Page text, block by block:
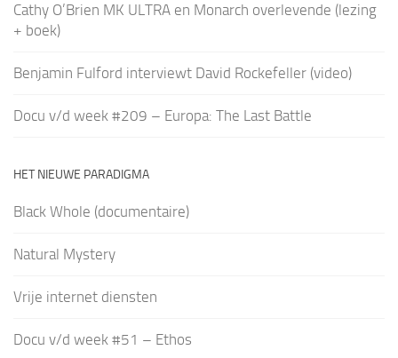
Cathy O’Brien MK ULTRA en Monarch overlevende (lezing
+ boek)
Benjamin Fulford interviewt David Rockefeller (video)
Docu v/d week #209 – Europa: The Last Battle
HET NIEUWE PARADIGMA
Black Whole (documentaire)
Natural Mystery
Vrije internet diensten
Docu v/d week #51 – Ethos